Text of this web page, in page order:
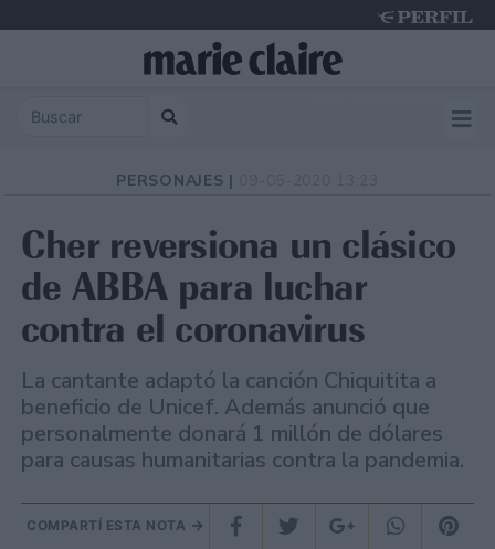
PERSONAJES |
Cher reversiona un clásico
de ABBA para luchar
contra el coronavirus
La cantante adaptó la canción Chiquitita a
beneficio de Unicef. Además anunció que
personalmente donará 1 millón de dólares
para causas humanitarias contra la pandemia.
COMPARTÍ ESTA NOTA